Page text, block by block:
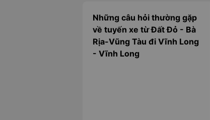
Những câu hỏi thường gặp
về tuyến xe từ Đất Đỏ - Bà
Rịa-Vũng Tàu đi Vĩnh Long
- Vĩnh Long